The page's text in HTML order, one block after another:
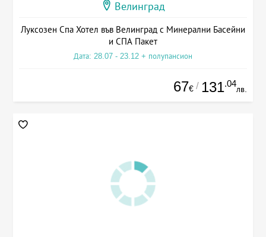
Велинград
Луксозен Спа Хотел във Велинград с Минерални Басейни
и СПА Пакет
Дата: 28.07 - 23.12 + полупансион
67€ / 131.04
лв.